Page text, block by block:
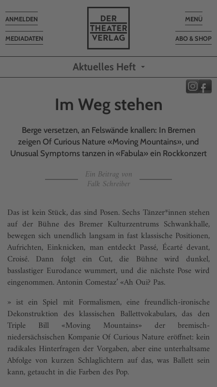
Toggle
MENÜ
ABO & SHOP
MEDIADATEN
Toggle
navigation
ANMELDEN
Aktuelles Heft
Im Weg stehen
Berge versetzen, an Felswände knallen: In Bremen
zeigen Of Curious Nature «Moving Mountains», und
Unusual Symptoms tanzen in «Fabula» ein Rockkonzert
Ein Beitrag von
Falk Schreiber
Das ist kein Stück, das sind Posen. Sechs Tänzer*innen stehen
auf der Bühne des Bremer Kulturzentrums Schwankhalle,
bewegen sich unendlich langsam in fast klassische Positionen,
Aufrichten, Einknicken, man entdeckt Passé, Écarté devant,
Croisé. Dann folgt ein Cut, die Bühne wird dunkel,
basslastiger Eurodance wummert, und die nächste Pose wird
eingenommen. Antonin Comestaz’ «Ah Oui? Pas.
» ist ein Spiel mit Formalismen, eine freundlich-ironische
Dekonstruktion des klassischen Ballettvokabulars, das den
Triple Bill «Moving Mountains» der bremisch-
niedersächsischen Kompanie Of Curious Nature eröffnet: kein
radikales Hinterfragen der Vorgaben, aber eine unterhaltsame
Abfolge von kurzen Schlaglichtern auf das, was Ballett sein
kann, getaucht in die Farben des Pop.